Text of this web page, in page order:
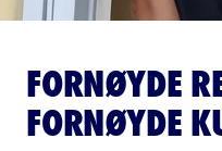
FORNØYDE
FORNØYDE